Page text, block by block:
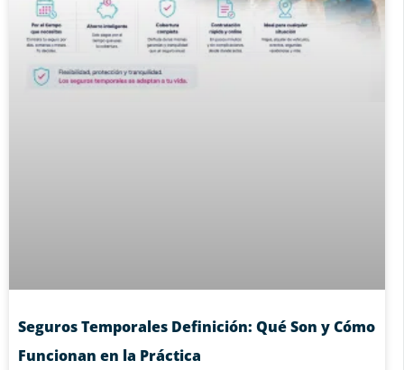
Seguros Temporales Definición: Qué Son y Cómo
Funcionan en la Práctica